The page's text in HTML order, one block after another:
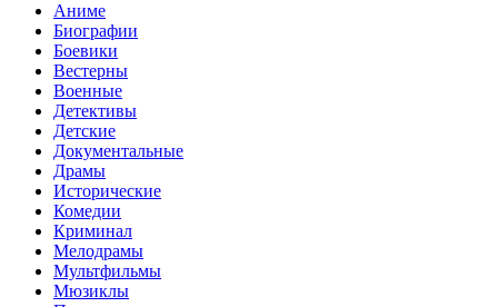
Аниме
Биографии
Боевики
Вестерны
Военные
Детективы
Детские
Документальные
Драмы
Исторические
Комедии
Криминал
Мелодрамы
Мультфильмы
Мюзиклы